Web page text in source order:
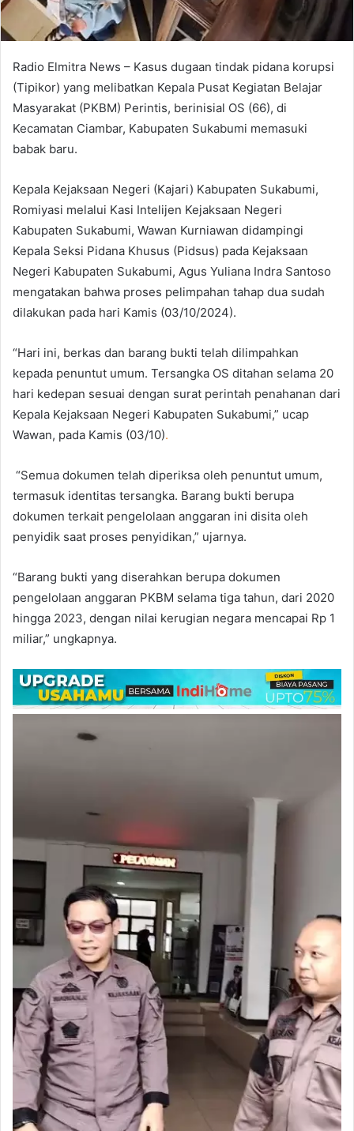
Radio Elmitra News – Kasus dugaan tindak pidana korupsi
(Tipikor) yang melibatkan Kepala Pusat Kegiatan Belajar
Masyarakat (PKBM) Perintis, berinisial OS (66), di
Kecamatan Ciambar, Kabupaten Sukabumi memasuki
babak baru.
Kepala Kejaksaan Negeri (Kajari) Kabupaten Sukabumi,
Romiyasi melalui Kasi Intelijen Kejaksaan Negeri
Kabupaten Sukabumi, Wawan Kurniawan didampingi
Kepala Seksi Pidana Khusus (Pidsus) pada Kejaksaan
Negeri Kabupaten Sukabumi, Agus Yuliana Indra Santoso
mengatakan bahwa proses pelimpahan tahap dua sudah
dilakukan pada hari Kamis (03/10/2024).
“Hari ini, berkas dan barang bukti telah dilimpahkan
kepada penuntut umum. Tersangka OS ditahan selama 20
hari kedepan sesuai dengan surat perintah penahanan dari
Kepala Kejaksaan Negeri Kabupaten Sukabumi,” ucap
Wawan, pada Kamis (03/10).
“Semua dokumen telah diperiksa oleh penuntut umum,
termasuk identitas tersangka. Barang bukti berupa
dokumen terkait pengelolaan anggaran ini disita oleh
penyidik saat proses penyidikan,” ujarnya.
“Barang bukti yang diserahkan berupa dokumen
pengelolaan anggaran PKBM selama tiga tahun, dari 2020
hingga 2023, dengan nilai kerugian negara mencapai Rp 1
miliar,” ungkapnya.